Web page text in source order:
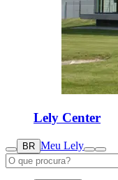
Lely Center
BR Meu Lely